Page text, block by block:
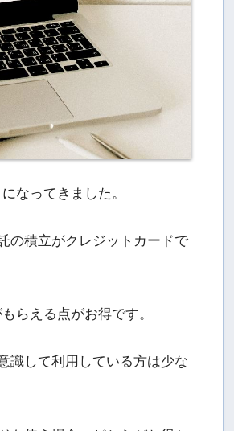
なってきました。
の積立がクレジットカードで
らえる点がお得です。
識して利用している方は少な